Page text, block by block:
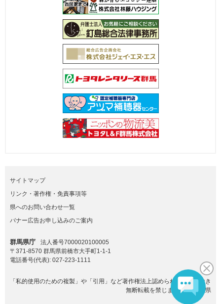
サイトマップ
リンク・著作権・免責事項等
県へのお問い合わせ一覧
バナー広告お申し込みのご案内
群馬県庁
法人番号7000020100005
〒371-8570 群馬県前橋市大手町1-1-1
電話番号(代表): 027-223-1111
「私的使用のための複製」や「引用」など著作権法上認められた場合を除き
無断転載を禁じます。(C)群馬県